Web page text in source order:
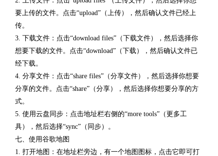
要上传的文件。点击“upload”（上传），然后确认文件已经上
传。
3. 下载文件：点击“download files”（下载文件），然后选择你
想要下载的文件。点击“download”（下载），然后确认文件已
经下载。
4. 分享文件：点击“share files”（分享文件），然后选择你想要
分享的文件。点击“share”（分享），然后选择你想要分享的方
式。
5. 使用云盘同步：点击地址栏右侧的“more tools”（更多工
具），然后选择“sync”（同步）。
七、使用谷歌地图
1. 打开地图：在地址栏旁边，有一个地图图标，点击它即可打